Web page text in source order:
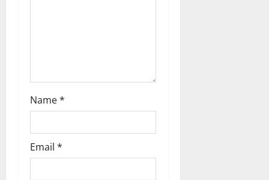
Name*
Email *